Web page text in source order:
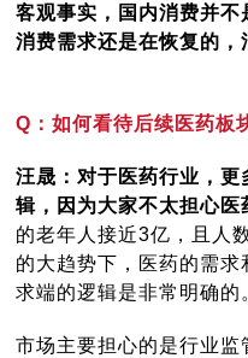
客观事实，国内消费并不
消费需求还是在恢复的，
Q：如何看待后续医药板
汪晟：对于医药行业，
辑，因为大家不太担心医
的老年人接近3亿，且人
的大趋势下，医药的需
求端的逻辑是非常明确的
市场主要担心的是行业监